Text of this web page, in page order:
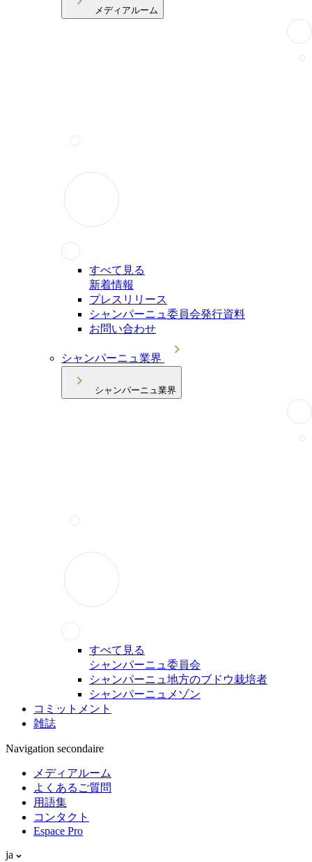
メディアルーム
すべて見る
新着情報
プレスリリース
シャンパーニュ委員会発行資料
お問い合わせ
シャンパーニュ業界
シャンパーニュ業界
すべて見る
シャンパーニュ委員会
シャンパーニュ地方のブドウ栽培者
シャンパーニュメゾン
コミットメント
雑誌
Navigation secondaire
メディアルーム
よくあるご質問
用語集
コンタクト
Espace Pro
ja